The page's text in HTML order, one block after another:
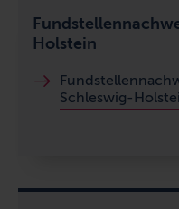
Holstein
Schleswig-